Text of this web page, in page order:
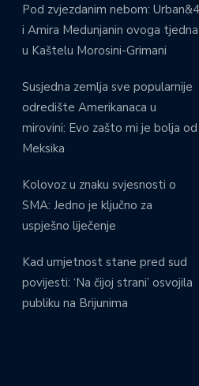
Pod zvjezdanim nebom: Urban&4
i Amira Medunjanin ovoga tjedna
u Kaštelu Morosini-Grimani
Susjedna zemlja sve popularnije
odredište Amerikanaca u
mirovini: Evo zašto mi je bolja od
Meksika
Kolovoz u znaku svjesnosti o
SMA: Jedno je ključno za
uspješno liječenje
Kad umjetnost stane pred sud
povijesti: ‘Na čijoj strani’ osvojila
publiku na Brijunima